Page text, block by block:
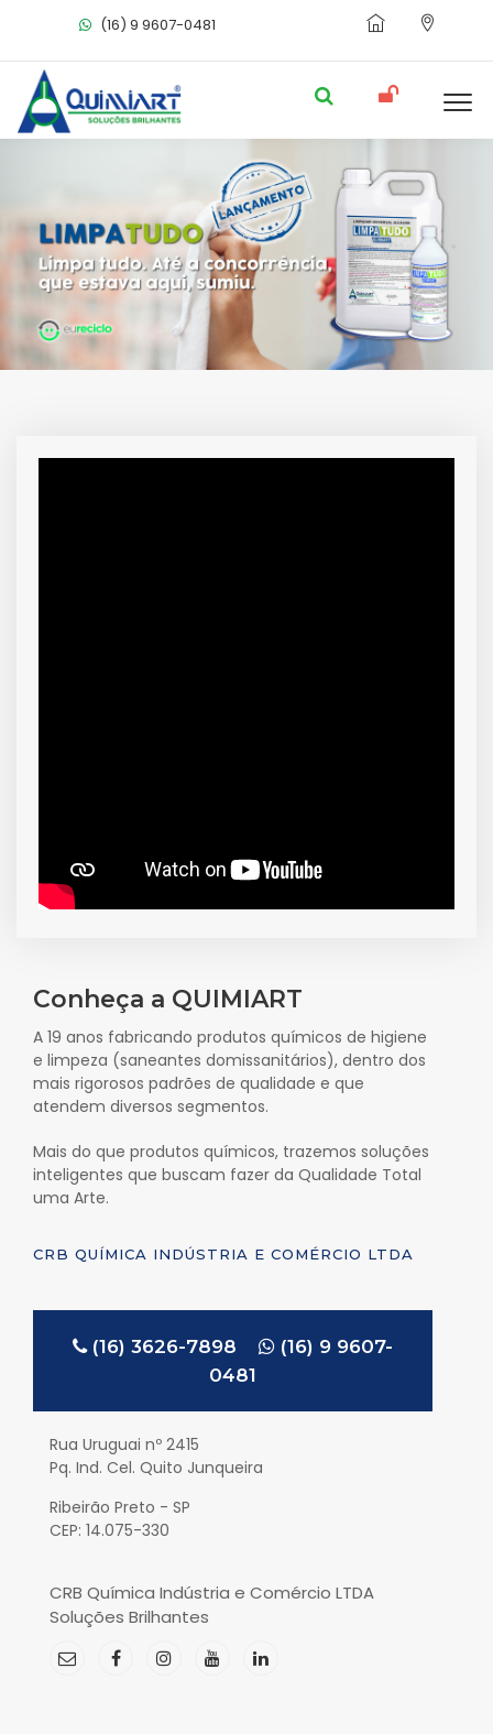
(16) 9 9607-0481
Conheça a QUIMIART
A 19 anos fabricando produtos químicos de higiene
e limpeza (saneantes domissanitários), dentro dos
mais rigorosos padrões de qualidade e que
atendem diversos segmentos.
Mais do que produtos químicos, trazemos soluções
inteligentes que buscam fazer da Qualidade Total
uma Arte.
CRB QUÍMICA INDÚSTRIA E COMÉRCIO LTDA
(16) 3626-7898
(16) 9 9607-
0481
Rua Uruguai nº 2415
Pq. Ind. Cel. Quito Junqueira
Ribeirão Preto - SP
CEP: 14.075-330
CRB Química Indústria e Comércio LTDA
Soluções Brilhantes